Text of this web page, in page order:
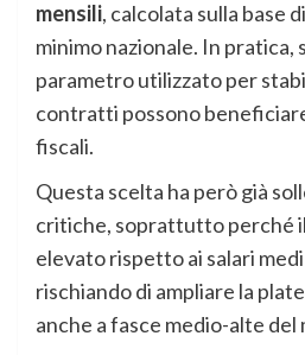
mensili, calcolata sulla base
minimo nazionale. In pratica,
parametro utilizzato per
contratti possono
fiscali.
Questa scelta ha però già
critiche, soprattutto perché
elevato rispetto ai salari
rischiando di ampliare la
anche a fasce medio-alte del